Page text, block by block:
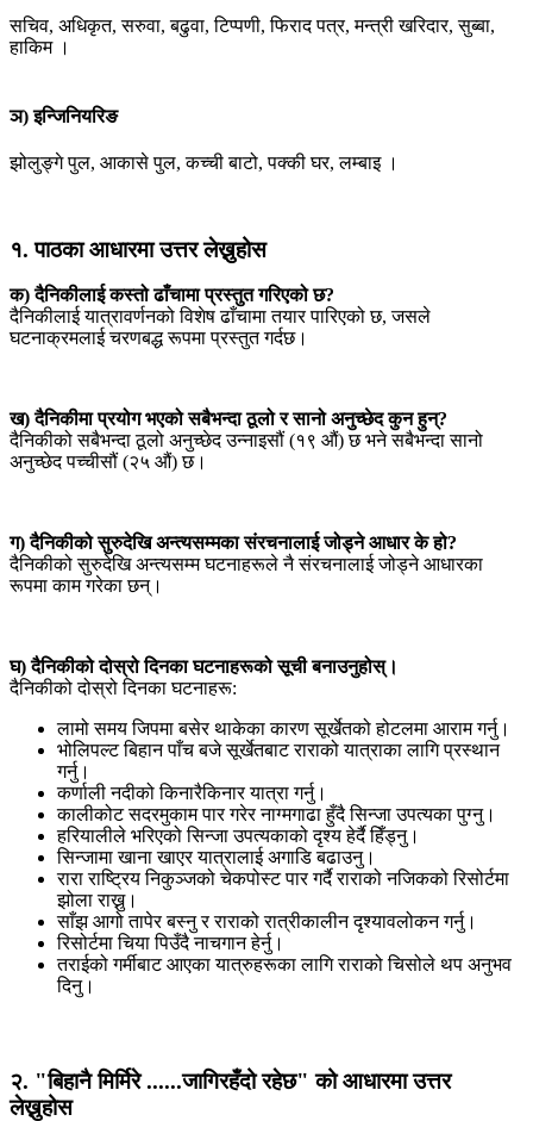
सचिव, अधिकृत, सरुवा, बढुवा, टिप्पणी, फिराद पत्र, मन्त्री खरिदार, सुब्बा,
हाकिम ।
ञ) इन्जिनियरिङ
झोलुङ्गे पुल, आकासे पुल, कच्ची बाटो, पक्की घर, लम्बाइ ।
१. पाठका आधारमा उत्तर लेख्नुहोस
क) दैनिकीलाई कस्तो ढाँचामा प्रस्तुत गरिएको छ?
दैनिकीलाई यात्रावर्णनको विशेष ढाँचामा तयार पारिएको छ, जसले
घटनाक्रमलाई चरणबद्ध रूपमा प्रस्तुत गर्दछ।
ख) दैनिकीमा प्रयोग भएको सबैभन्दा ठूलो र सानो अनुच्छेद कुन हुन्?
दैनिकीको सबैभन्दा ठूलो अनुच्छेद उन्नाइसौं (१९ औं) छ भने सबैभन्दा सानो
अनुच्छेद पच्चीसौं (२५ औं) छ।
ग) दैनिकीको सुरुदेखि अन्त्यसम्मका संरचनालाई जोड्ने आधार के हो?
दैनिकीको सुरुदेखि अन्त्यसम्म घटनाहरूले नै संरचनालाई जोड्ने आधारका
रूपमा काम गरेका छन्।
घ) दैनिकीको दोस्रो दिनका घटनाहरूको सूची बनाउनुहोस्।
दैनिकीको दोस्रो दिनका घटनाहरू:
लामो समय जिपमा बसेर थाकेका कारण सूर्खेतको होटलमा आराम गर्नु।
भोलिपल्ट बिहान पाँच बजे सूर्खेतबाट राराको यात्राका लागि प्रस्थान
गर्नु।
कर्णाली नदीको किनारैकिनार यात्रा गर्नु।
कालीकोट सदरमुकाम पार गरेर नाग्मगाढा हुँदै सिन्जा उपत्यका पुग्नु।
हरियालीले भरिएको सिन्जा उपत्यकाको दृश्य हेर्दै हिँड्नु।
सिन्जामा खाना खाएर यात्रालाई अगाडि बढाउनु।
रारा राष्ट्रिय निकुञ्जको चेकपोस्ट पार गर्दै राराको नजिकको रिसोर्टमा
झोला राख्नु।
साँझ आगो तापेर बस्नु र राराको रात्रीकालीन दृश्यावलोकन गर्नु।
रिसोर्टमा चिया पिउँदै नाचगान हेर्नु।
तराईको गर्मीबाट आएका यात्रुहरूका लागि राराको चिसोले थप अनुभव
दिनु।
२. "बिहानै मिर्मिरे ......जागिरहँदो रहेछ" को आधारमा उत्तर
लेख्नुहोस